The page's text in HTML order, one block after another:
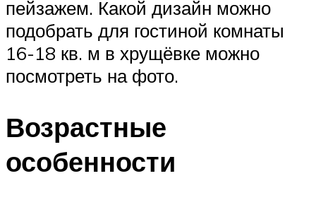
пейзажем. Какой дизайн можно
подобрать для гостиной комнаты
16-18 кв. м в хрущёвке можно
посмотреть на фото.
Возрастные
особенности